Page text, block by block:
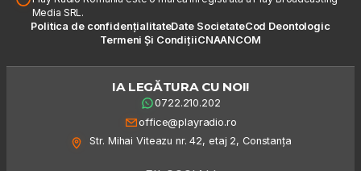
Media SRL.
Politica de confidențialitateDate SocietateCod Deontologic
Termeni Și CondițiiCNAANCOM
IA LEGĂTURA CU NOI!
0722.210.202
office@playradio.ro
Str. Mihai Viteazu nr. 42, etaj 2, Constanța